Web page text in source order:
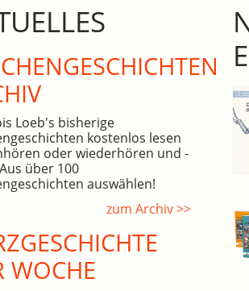
Loeb's bisherige
kostenlos lesen
oder wiederhören und -
über 100
auswählen!
zum Archiv >>
WOCHE